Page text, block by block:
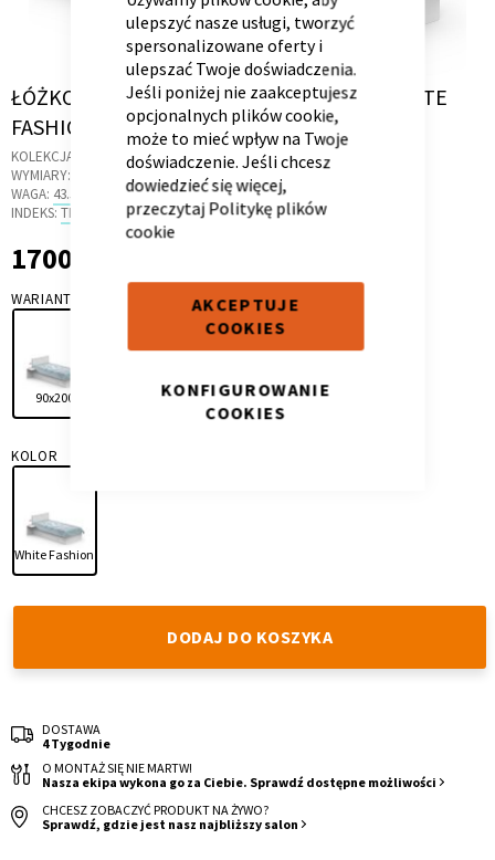
ulepszyć nasze usługi, tworzyć
spersonalizowane oferty i
ulepszać Twoje doświadczenia.
Jeśli poniżej nie zaakceptujesz
opcjonalnych plików cookie,
może to mieć wpływ na Twoje
doświadczenie. Jeśli chcesz
dowiedzieć się więcej,
przeczytaj Politykę plików
cookie
AKCEPTUJE
COOKIES
KONFIGUROWANIE
COOKIES
Skip
the
beginning
of
the
images
gallery
ŁÓŻKO TAPICEROWANE 90X200 YOUNG WHITE
FASHION
KOLEKCJA:
FASHION MINT
WYMIARY:
211 X 101 X 86 CM
WAGA: 43.5 KG
INDEKS: TK.21
1 700,00 zł
1700,00 zł
WARIANT
90x200 120x200
KOLOR
White Fashion
DODAJ DO KOSZYKA
DOSTAWA
4 Tygodnie
O MONTAŻ SIĘ NIE MARTW!
Nasza ekipa wykona go za Ciebie. Sprawdź dostępne możliwości
CHCESZ ZOBACZYĆ PRODUKT NA ŻYWO?
Sprawdź, gdzie jest nasz najbliższy salon
Kontenerek Półka i szafka wisząca
Toaletka Skrzynia i stolik